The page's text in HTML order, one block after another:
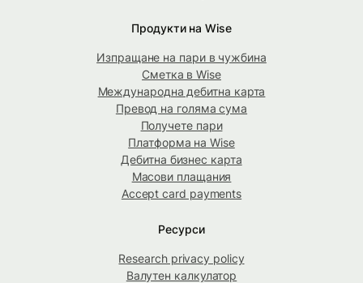
Продукти на Wise
Изпращане на пари в чужбина
Сметка в Wise
Международна дебитна карта
Превод на голяма сума
Получете пари
Платформа на Wise
Дебитна бизнес карта
Масови плащания
Accept card payments
Ресурси
Research privacy policy
Валутен калкулатор